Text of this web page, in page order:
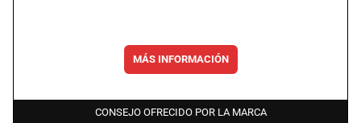
MÁS INFORMACIÓN
CONSEJO OFRECIDO POR LA MARCA